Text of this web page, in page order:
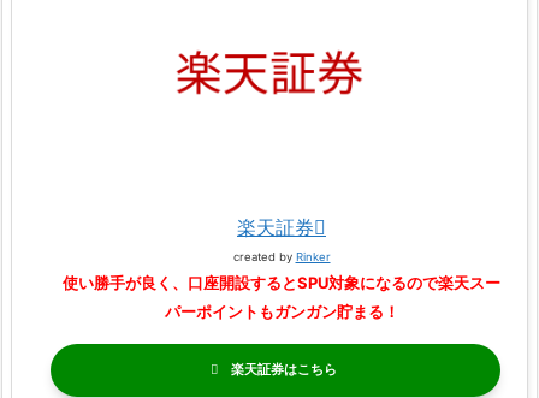
楽天証券
created by Rinker
使い勝手が良く、口座開設するとSPU対象になるので楽天スー
パーポイントもガンガン貯まる！
楽天証券